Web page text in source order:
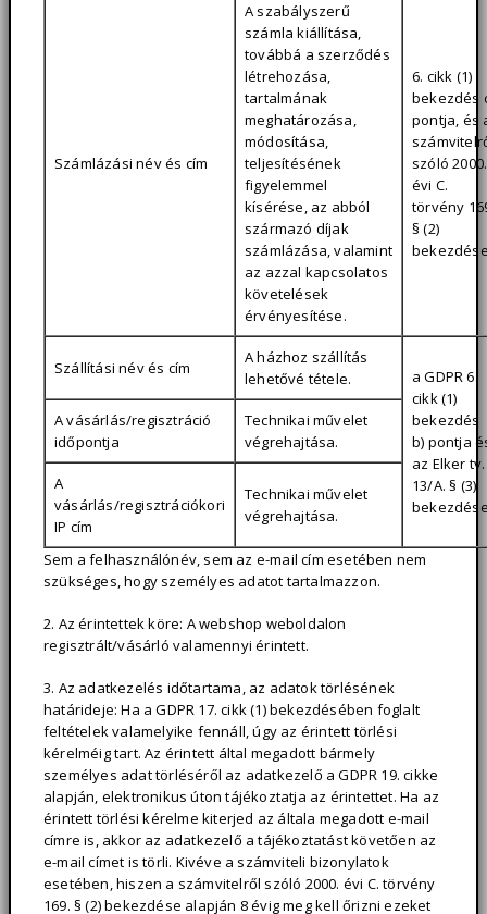
Számlázási név és cím
A szabályszerű
számla kiállítása,
továbbá a szerződés
létrehozása,
tartalmának
meghatározása,
módosítása,
teljesítésének
figyelemmel
kísérése, az abból
származó díjak
számlázása, valamint
az azzal kapcsolatos
követelések
érvényesítése.
6. cikk (1)
bekezdés
pontja, és
szóló 2000.
évi C.
törvény
§ (2)
Szállítási név és cím
A házhoz szállítás
lehetővé tétele.
a GDPR 6.
cikk (1)
bekezdés
b) pontja
az Elker tv.
13/A. § (3)
A vásárlás/regisztráció
időpontja
Technikai művelet
végrehajtása.
A
vásárlás/regisztrációkori
IP cím
Technikai művelet
végrehajtása.
Sem a felhasználónév, sem az e-mail cím esetében nem
szükséges, hogy személyes adatot tartalmazzon.
2. Az érintettek köre: A webshop weboldalon
regisztrált/vásárló valamennyi érintett.
3. Az adatkezelés időtartama, az adatok törlésének
határideje: Ha a GDPR 17. cikk (1) bekezdésében foglalt
feltételek valamelyike fennáll, úgy az érintett törlési
kérelméig tart. Az érintett által megadott bármely
személyes adat törléséről az adatkezelő a GDPR 19. cikke
alapján, elektronikus úton tájékoztatja az érintettet. Ha az
érintett törlési kérelme kiterjed az általa megadott e-mail
címre is, akkor az adatkezelő a tájékoztatást követően az
e-mail címet is törli. Kivéve a számviteli bizonylatok
esetében, hiszen a számvitelről szóló 2000. évi C. törvény
169. § (2) bekezdése alapján 8 évig meg kell őrizni ezeket